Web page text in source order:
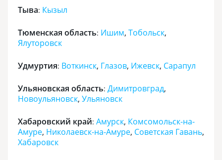
Тыва: Кызыл
Тюменская область: Ишим, Тобольск,
Ялуторовск
Удмуртия: Воткинск, Глазов, Ижевск, Сарапул
Ульяновская область: Димитровград,
Новоульяновск, Ульяновск
Хабаровский край: Амурск, Комсомольск-на-
Амуре, Николаевск-на-Амуре, Советская Гавань,
Хабаровск